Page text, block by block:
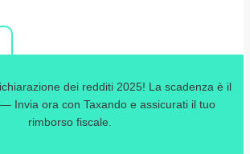
dei redditi 2025! La scadenza è il
Invia ora con Taxando e assicurati il tuo
rimborso fiscale.